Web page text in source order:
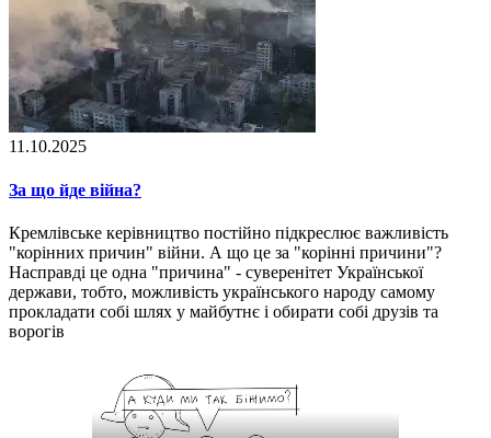
11.10.2025
За що йде війна?
Кремлівське керівництво постійно підкреслює важливість
"корінних причин" війни. А що це за "корінні причини"?
Насправді це одна "причина" - суверенітет Української
держави, тобто, можливість українського народу самому
прокладати собі шлях у майбутнє і обирати собі друзів та
ворогів